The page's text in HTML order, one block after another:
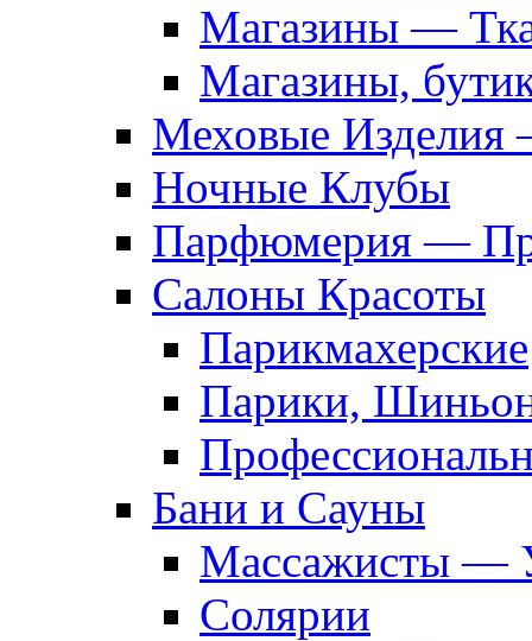
Магазины —
Магазины,
Меховые Изделия
Ночные Клубы
Парфюмерия —
Салоны Красоты
Парикмахерские
Парики,
Бани и Сауны
Массажисты —
Солярии